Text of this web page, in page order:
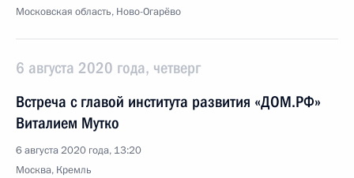
Московская область, Ново-Огарёво
6 августа 2020 года, четверг
Встреча с главой института развития «ДОМ.РФ»
Виталием Мутко
6 августа 2020 года, 13:20
Москва, Кремль